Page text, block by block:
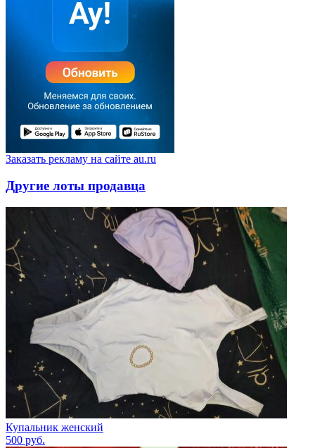
Заказать рекламу на сайте au.ru
Другие лоты продавца
Купальник женский
500 руб.